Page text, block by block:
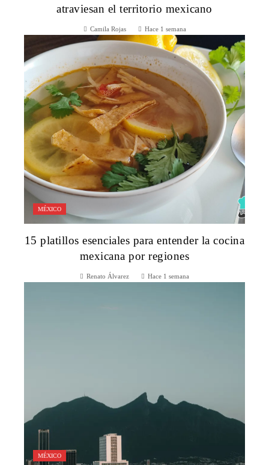
atraviesan el territorio mexicano
Camila Rojas Hace 1 semana
MÉXICO
15 platillos esenciales para entender la cocina
mexicana por regiones
Renato Álvarez Hace 1 semana
MÉXICO